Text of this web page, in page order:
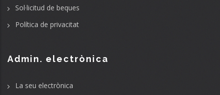
Sol·licitud de beques
Política de privacitat
Admin. electrònica
La seu electrònica